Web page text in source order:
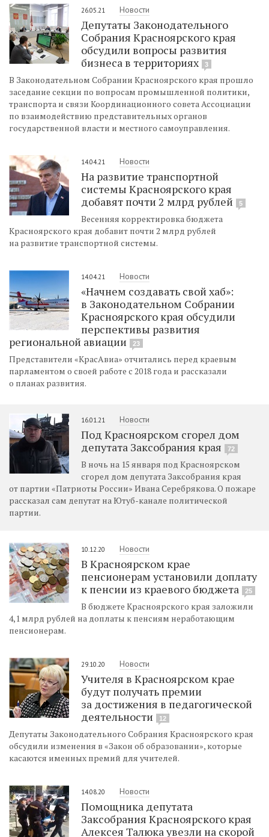
26.05.21 Новости
Депутаты Законодательного
Собрания Красноярского края
обсудили вопросы развития
бизнеса в территориях
3
В Законодательном Собрании Красноярского края прошло
заседание секции по вопросам промышленной политики,
транспорта и связи Координационного совета Ассоциации
по взаимодействию представительных органов
государственной власти и местного самоуправления.
14.04.21 Новости
На развитие транспортной
системы Красноярского края
добавят почти 2 млрд рублей
5
Весенняя корректировка бюджета
Красноярского края добавит почти 2 млрд рублей
на развитие транспортной системы.
14.04.21 Новости
«Начнем создавать свой хаб»:
в Законодательном Собрании
Красноярского края обсудили
перспективы развития
региональной авиации
23
Представители «КрасАвиа» отчитались перед краевым
парламентом о своей работе с 2018 года и рассказали
о планах развития.
16.01.21 Новости
Под Красноярском сгорел дом
депутата Заксобрания края
72
В ночь на 15 января под Красноярском
сгорел дом депутата Заксобрания края
от партии «Патриоты России» Ивана Серебрякова. О пожаре
рассказал сам депутат на Ютуб-канале политической
партии.
10.12.20 Новости
В Красноярском крае
пенсионерам установили доплату
к пенсии из краевого бюджета
25
В бюджете Красноярского края заложили
4,1 млрд рублей на доплаты к пенсиям неработающим
пенсионерам.
29.10.20 Новости
Учителя в Красноярском крае
будут получать премии
за достижения в педагогической
деятельности
12
Депутаты Законодательного Собрания Красноярского края
обсудили изменения в «Закон об образовании», которые
касаются именных премий для учителей.
14.08.20 Новости
Помощника депутата
Заксобрания Красноярского края
Алексея Талюка увезли на скорой